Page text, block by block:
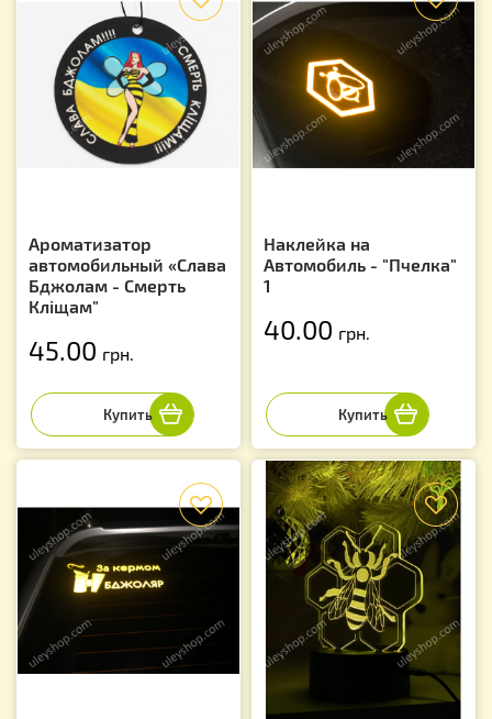
Ароматизатор
автомобильный «Слава
Бджолам - Смерть
Кліщам"
45.00 грн.
Наклейка на
Автомобиль - "Пчелка"
1
40.00 грн.